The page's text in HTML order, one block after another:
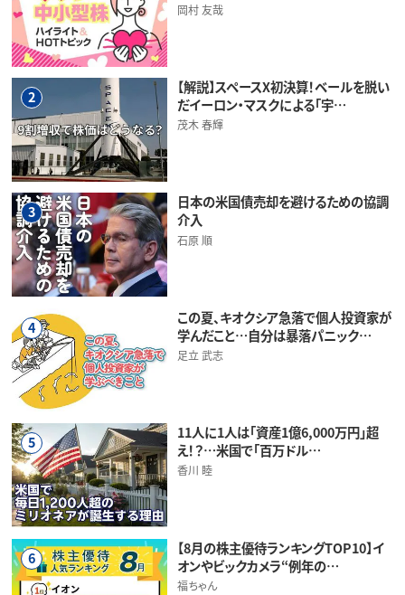
岡村 友哉
2
【解説】スペースX初決算！ベールを脱い
だイーロン・マスクによる「宇…
茂木 春輝
3
日本の米国債売却を避けるための協調
介入
石原 順
4
この夏、キオクシア急落で個人投資家が
学んだこと…自分は暴落パニック…
足立 武志
5
11人に1人は「資産1億6,000万円」超
え！？…米国で「百万ドル…
香川 睦
6
【8月の株主優待ランキングTOP10】イ
オンやビックカメラ“例年の…
福ちゃん